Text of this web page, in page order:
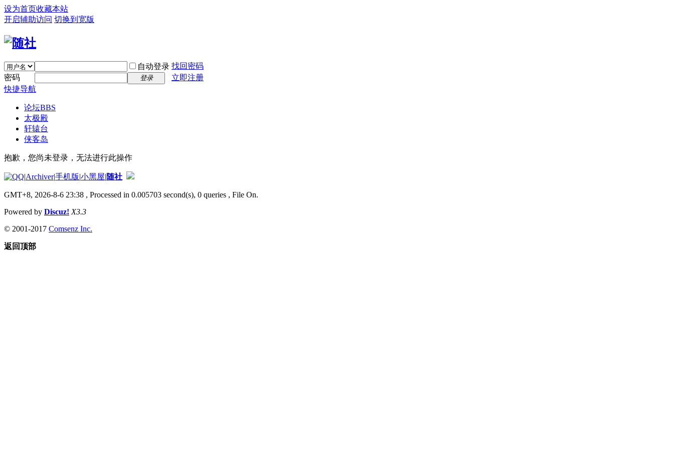
设为首页收藏本站
开启辅助访问 切换到宽版
自动登录 找回密码
密码
登录
立即注册
快捷导航
论坛BBS
太极殿
轩辕台
侠客岛
抱歉，您尚未登录，无法进行此操作
|Archiver|手机版|小黑屋|随社
GMT+8, 2026-8-6 23:38 , Processed in 0.005703 second(s), 0 queries , File On.
Powered by Discuz! X3.3
© 2001-2017 Comsenz Inc.
返回顶部